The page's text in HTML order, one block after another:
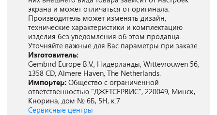
экрана и может отличаться от оригинала.
Производитель может изменять дизайн,
технические характеристики и комплектацию
изделия без уведомления об этом продавца.
Уточняйте важные для Вас параметры при заказе.
Изготовитель:
Gembird Europe B.V., Нидерланды, Wittevrouwen 56,
1358 CD, Almere Haven, The Netherlands.
Импортер: Общество с ограниченной
ответственностью "ДЖЕТСЕРВИС", 220049, Минск,
Кнорина, дом № 6Б, 5Н, к.7
Сервисные центры